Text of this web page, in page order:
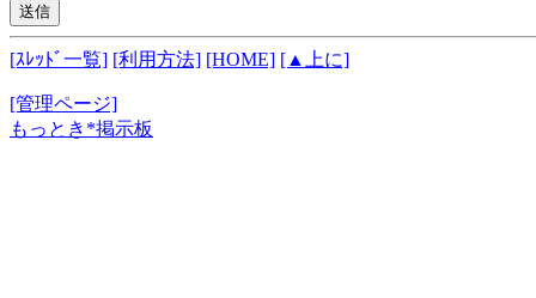
[ｽﾚｯﾄﾞ一覧] [利用方法] [HOME] [▲上に]
[管理ページ]
もっとき*掲示板